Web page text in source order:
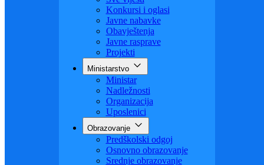
Aktuelno
Sve vijesti
Konkursi i oglasi
Javne nabavke
Obavještenja
Javne rasprave
Projekti
Ministarstvo
Ministar
Nadležnosti
Organizacija
Uposlenici
Obrazovanje